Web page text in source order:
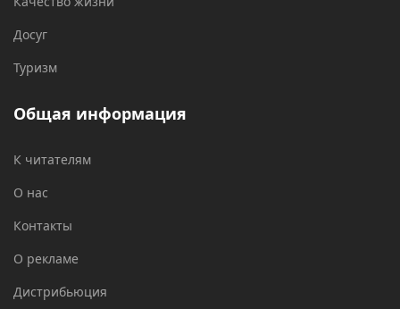
Досуг
Туризм
Общая информация
К читателям
О нас
Контакты
О рекламе
Дистрибьюция